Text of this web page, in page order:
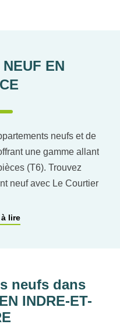
EN
neufs et de
une gamme allant
(T6). Trouvez
neuf avec Le Courtier
pourrez également
lire
neufs dans
INDRE-ET-